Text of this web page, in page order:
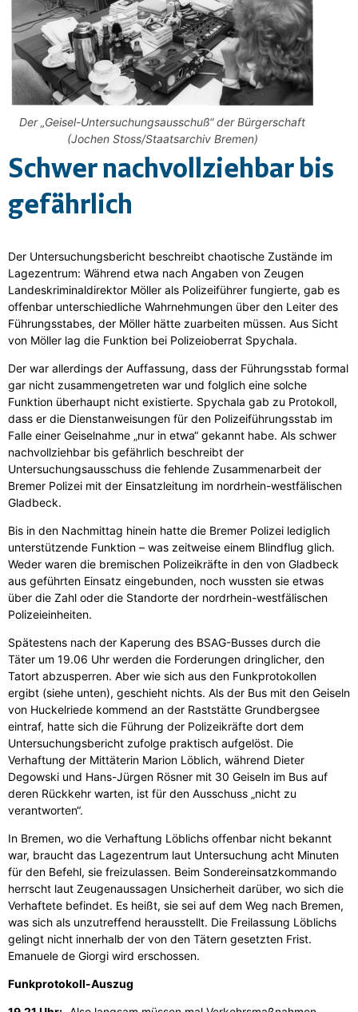
Der „Geisel-Untersuchungsausschuß“ der Bürgerschaft
(Jochen Stoss/Staatsarchiv Bremen)
Schwer nachvollziehbar bis
gefährlich
Der Untersuchungsbericht beschreibt chaotische Zustände im
Lagezentrum: Während etwa nach Angaben von Zeugen
Landeskriminaldirektor Möller als Polizeiführer fungierte, gab es
offenbar unterschiedliche Wahrnehmungen über den Leiter des
Führungsstabes, der Möller hätte zuarbeiten müssen. Aus Sicht
von Möller lag die Funktion bei Polizeioberrat Spychala.
Der war allerdings der Auffassung, dass der Führungsstab formal
gar nicht zusammengetreten war und folglich eine solche
Funktion überhaupt nicht existierte. Spychala gab zu Protokoll,
dass er die Dienstanweisungen für den Polizeiführungsstab im
Falle einer Geiselnahme „nur in etwa“ gekannt habe. Als schwer
nachvollziehbar bis gefährlich beschreibt der
Untersuchungsausschuss die fehlende Zusammenarbeit der
Bremer Polizei mit der Einsatzleitung im nordrhein-westfälischen
Gladbeck.
Bis in den Nachmittag hinein hatte die Bremer Polizei lediglich
unterstützende Funktion – was zeitweise einem Blindflug glich.
Weder waren die bremischen Polizeikräfte in den von Gladbeck
aus geführten Einsatz eingebunden, noch wussten sie etwas
über die Zahl oder die Standorte der nordrhein-westfälischen
Polizeieinheiten.
Spätestens nach der Kaperung des BSAG-Busses durch die
Täter um 19.06 Uhr werden die Forderungen dringlicher, den
Tatort abzusperren. Aber wie sich aus den Funkprotokollen
ergibt (siehe unten), geschieht nichts. Als der Bus mit den Geiseln
von Huckelriede kommend an der Raststätte Grundbergsee
eintraf, hatte sich die Führung der Polizeikräfte dort dem
Untersuchungsbericht zufolge praktisch aufgelöst. Die
Verhaftung der Mittäterin Marion Löblich, während Dieter
Degowski und Hans-Jürgen Rösner mit 30 Geiseln im Bus auf
deren Rückkehr warten, ist für den Ausschuss „nicht zu
verantworten“.
In Bremen, wo die Verhaftung Löblichs offenbar nicht bekannt
war, braucht das Lagezentrum laut Untersuchung acht Minuten
für den Befehl, sie freizulassen. Beim Sondereinsatzkommando
herrscht laut Zeugenaussagen Unsicherheit darüber, wo sich die
Verhaftete befindet. Es heißt, sie sei auf dem Weg nach Bremen,
was sich als unzutreffend herausstellt. Die Freilassung Löblichs
gelingt nicht innerhalb der von den Tätern gesetzten Frist.
Emanuele de Giorgi wird erschossen.
Funkprotokoll-Auszug